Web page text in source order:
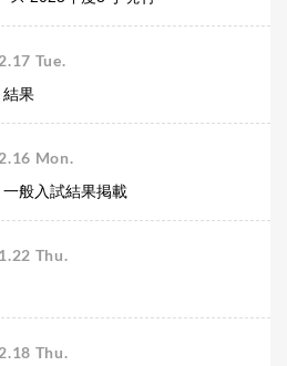
Tue.
果
Mon.
般入試結果掲載
Thu.
Thu.